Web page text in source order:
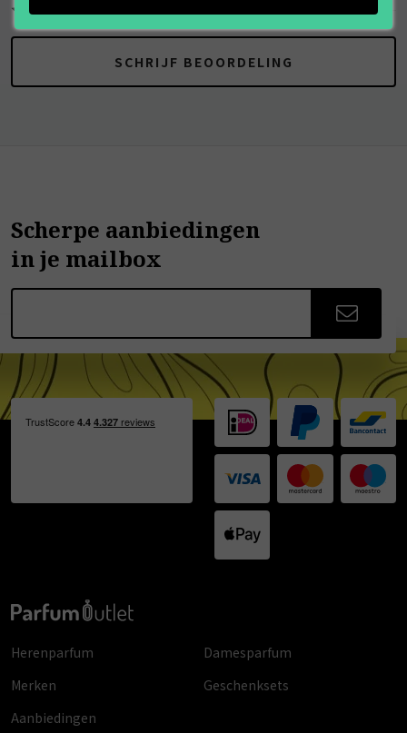
SCHRIJF BEOORDELING
Scherpe aanbiedingen
in je mailbox
Herenparfum
Damesparfum
Merken
Geschenksets
Aanbiedingen